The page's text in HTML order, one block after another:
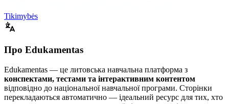
Tikimybės
Про Edukamentas
Edukamentas — це литовська навчальна платформа з
конспектами, тестами та інтерактивним контентом
відповідно до національної навчальної програми. Сторінки
перекладаються автоматично — ідеальний ресурс для тих, хто